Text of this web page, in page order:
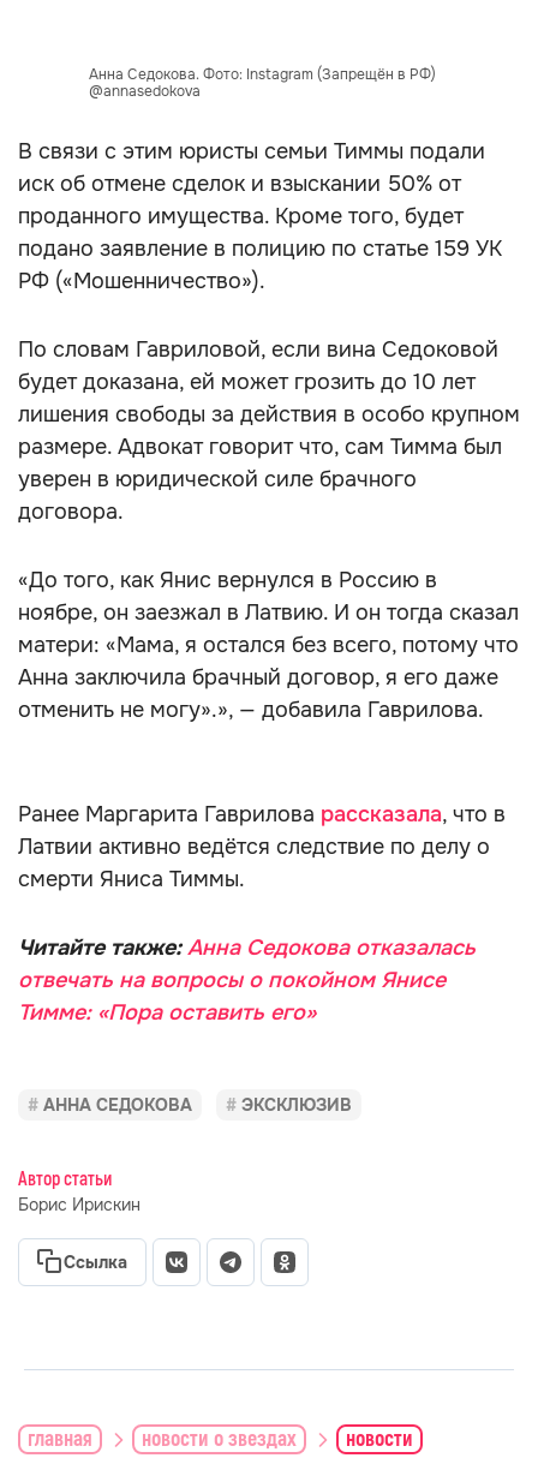
Анна Седокова. Фото: Instagram (Запрещён в РФ)
@annasedokova
В связи с этим юристы семьи Тиммы подали
иск об отмене сделок и взыскании 50% от
проданного имущества. Кроме того, будет
подано заявление в полицию по статье 159 УК
РФ («Мошенничество»).
По словам Гавриловой, если вина Седоковой
будет доказана, ей может грозить до 10 лет
лишения свободы за действия в особо крупном
размере. Адвокат говорит что, сам Тимма был
уверен в юридической силе брачного
договора.
«До того, как Янис вернулся в Россию в
ноябре, он заезжал в Латвию. И он тогда сказал
матери: «Мама, я остался без всего, потому что
Анна заключила брачный договор, я его даже
отменить не могу».», — добавила Гаврилова.
Ранее Маргарита Гаврилова рассказала, что в
Латвии активно ведётся следствие по делу о
смерти Яниса Тиммы.
Читайте также:Анна Седокова отказалась
отвечать на вопросы о покойном Янисе
Тимме: «Пора оставить его»
АННА СЕДОКОВА ЭКСКЛЮЗИВ
Автор статьи
Борис Ирискин
Ссылка
главная новости о звездах новости